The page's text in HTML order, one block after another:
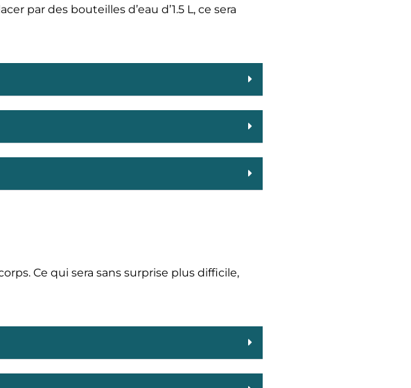
par des bouteilles d’eau d’1.5 L, ce sera
Ce qui sera sans surprise plus difficile,